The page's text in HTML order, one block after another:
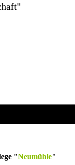
"Neumühle"